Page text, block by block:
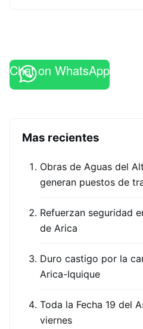
Chat on WhatsApp
Mas recientes
Obras de Aguas del
generan puestos de
Refuerzan seguridad
de Arica
Duro castigo por la
Arica-Iquique
Toda la Fecha 19 del
viernes